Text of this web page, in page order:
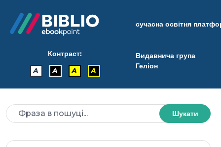
сучасна освітня
Контраст:
A
A A A
Видавнича група
Геліон
Шукати